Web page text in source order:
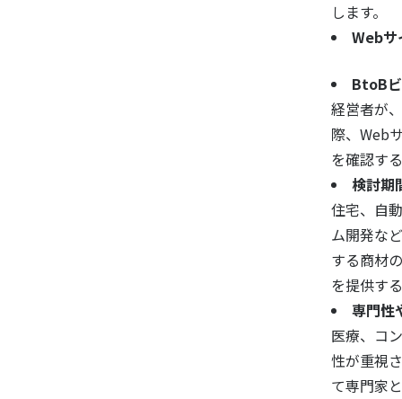
します。
Webサ
BtoB
経営者が
際、Web
を確認す
検討期
住宅、自
ム開発な
する商材
を提供す
専門性
医療、コ
性が重視
て専門家